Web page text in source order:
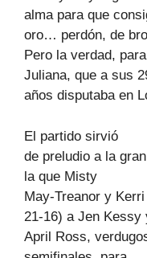
alma para que
oro… perdón, de
Pero la verdad,
Juliana, que a sus
años disputaba en
El partido sirvió
de preludio a la
la que Misty
May-Treanor y
21-16) a Jen Kessy
April Ross,